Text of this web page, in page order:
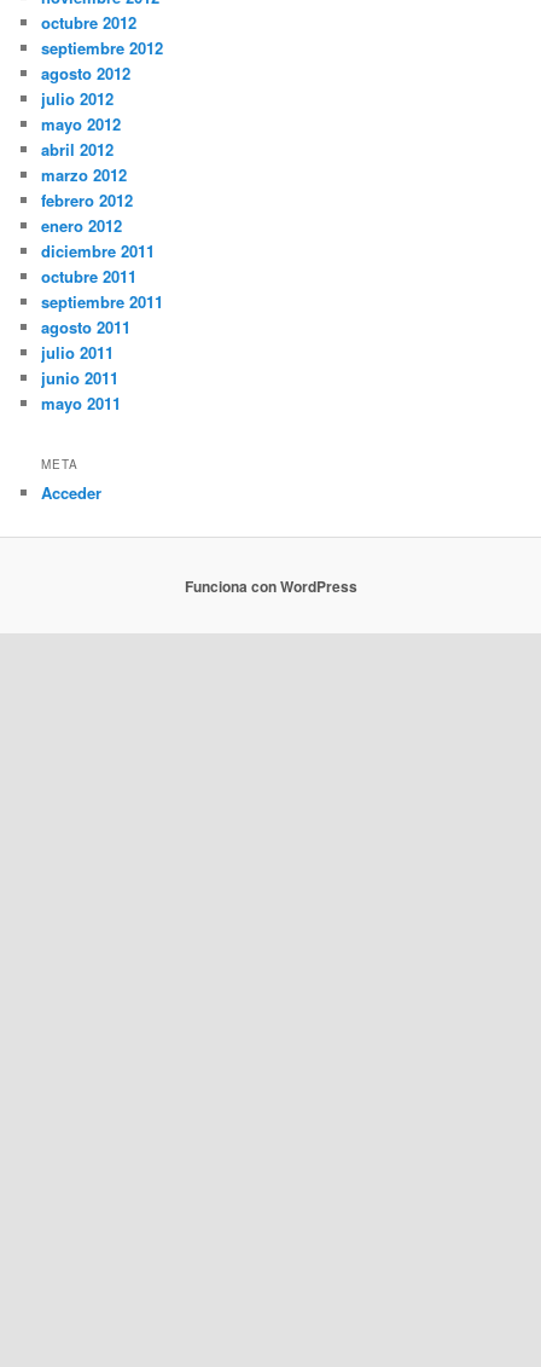
octubre 2012
septiembre 2012
agosto 2012
julio 2012
mayo 2012
abril 2012
marzo 2012
febrero 2012
enero 2012
diciembre 2011
octubre 2011
septiembre 2011
agosto 2011
julio 2011
junio 2011
mayo 2011
META
Acceder
Funciona con WordPress